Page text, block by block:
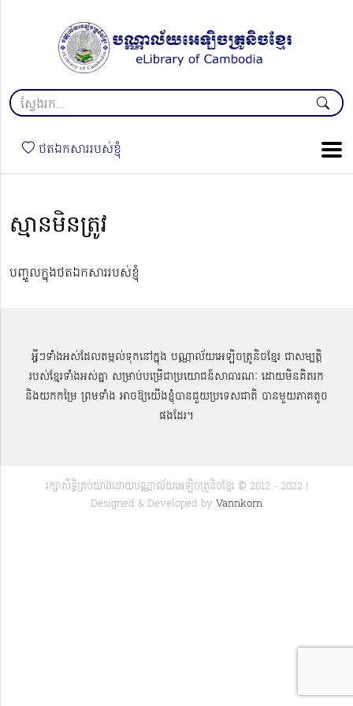
ថតឯកសាររបស់ខ្ញុំ
ស្មានមិនត្រូវ
បញ្ចូលក្នុងថតឯកសាររបស់ខ្ញុំ
អ្វីៗទាំងអស់ដែលតម្កល់ទុកនៅក្នុង បណ្ណាល័យអេឡិចត្រូនិចខ្មែរ ជាសម្បតិ្ត
របស់ខ្មែរទាំងអស់គ្នា សម្រាប់បម្រើជាប្រយោជន៍សាធារណៈ ដោយមិនគិតរក
និងយកកម្រៃ ព្រមទាំង អាចឱ្យយើងខ្ញុំបានជួយប្រទេសជាតិ បានមួយភាគតូច
ផងដែរ។
រក្សាសិទ្ធិគ្រប់យ៉ាងដោយបណ្ណាល័យអេឡិចត្រូនិចខ្មែរ © 2012 - 2022 |
Designed & Developed by Vannkorn